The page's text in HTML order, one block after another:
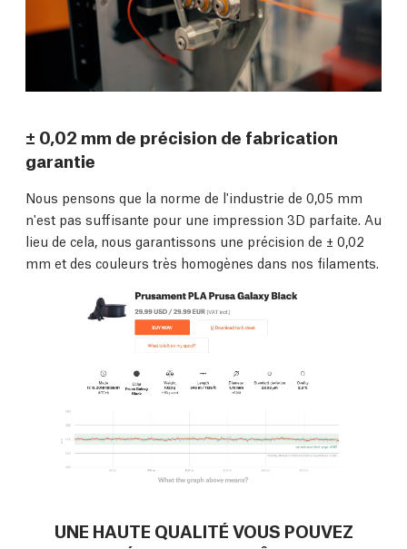
± 0,02 mm de précision de fabrication
garantie
Nous pensons que la norme de l'industrie de 0,05 mm
n'est pas suffisante pour une impression 3D parfaite. Au
lieu de cela, nous garantissons une précision de ± 0,02
mm et des couleurs très homogènes dans nos filaments.
UNE HAUTE QUALITÉ VOUS POUVEZ